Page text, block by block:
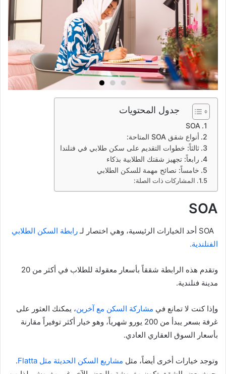
جدول المحتويات
SOA
أنواع شقق SOA المتاحة:
ثالثاً: خطوات التقديم على سكن طلابي في فنلندا
رابعاً: تجهيز شقتك الطلابية بذكاء
خامساً: نصائح مهمة للسكن الطلابي
المشاركات ذات الصلة:
SOA
رابطة السكن الطلابي
الفنلندية.
وتقدم هذه الرابطة شققاً بأسعار معقولة للطلاب في أكثر من 20
مدينة فنلندية.
وإذا كنت لا تمانع في مشاركة السكن مع آخرين، يمكنك العثور على
غرفة بسعر يبدأ من 200 يورو شهرياً، وهو خيار أكثر توفيراً مقارنة
بأسعار السوق العقاري العادي.
وتوجد خيارات أخرى أيضاً، مثل مشاريع السكن الحديثة مثل Flatta
.